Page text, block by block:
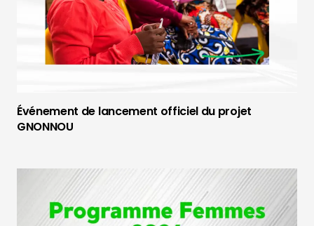
Événement de lancement officiel du projet
GNONNOU